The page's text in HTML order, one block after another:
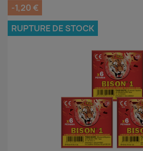
-1,20 €
RUPTURE DE STOCK